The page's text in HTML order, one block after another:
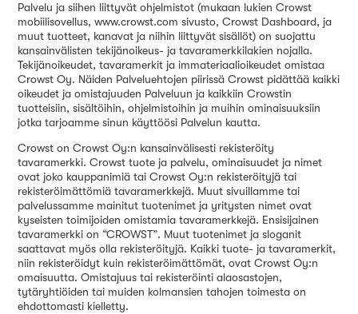
Palvelu ja siihen liittyvät ohjelmistot (mukaan lukien Crowst
mobiilisovellus, www.crowst.com sivusto, Crowst Dashboard, ja
muut tuotteet, kanavat ja niihin liittyvät sisällöt) on suojattu
kansainvälisten tekijänoikeus- ja tavaramerkkilakien nojalla.
Tekijänoikeudet, tavaramerkit ja immateriaalioikeudet omistaa
Crowst Oy. Näiden Palveluehtojen piirissä Crowst pidättää kaikki
oikeudet ja omistajuuden Palveluun ja kaikkiin Crowstin
tuotteisiin, sisältöihin, ohjelmistoihin ja muihin ominaisuuksiin
jotka tarjoamme sinun käyttöösi Palvelun kautta.
Crowst on Crowst Oy:n kansainvälisesti rekisteröity
tavaramerkki. Crowst tuote ja palvelu, ominaisuudet ja nimet
ovat joko kauppanimiä tai Crowst Oy:n rekisteröityjä tai
rekisteröimättömiä tavaramerkkejä. Muut sivuillamme tai
palvelussamme mainitut tuotenimet ja yritysten nimet ovat
kyseisten toimijoiden omistamia tavaramerkkejä. Ensisijainen
tavaramerkki on “CROWST”. Muut tuotenimet ja sloganit
saattavat myös olla rekisteröityjä. Kaikki tuote- ja tavaramerkit,
niin rekisteröidyt kuin rekisteröimättömät, ovat Crowst Oy:n
omaisuutta. Omistajuus tai rekisteröinti alaosastojen,
tytäryhtiöiden tai muiden kolmansien tahojen toimesta on
ehdottomasti kielletty.